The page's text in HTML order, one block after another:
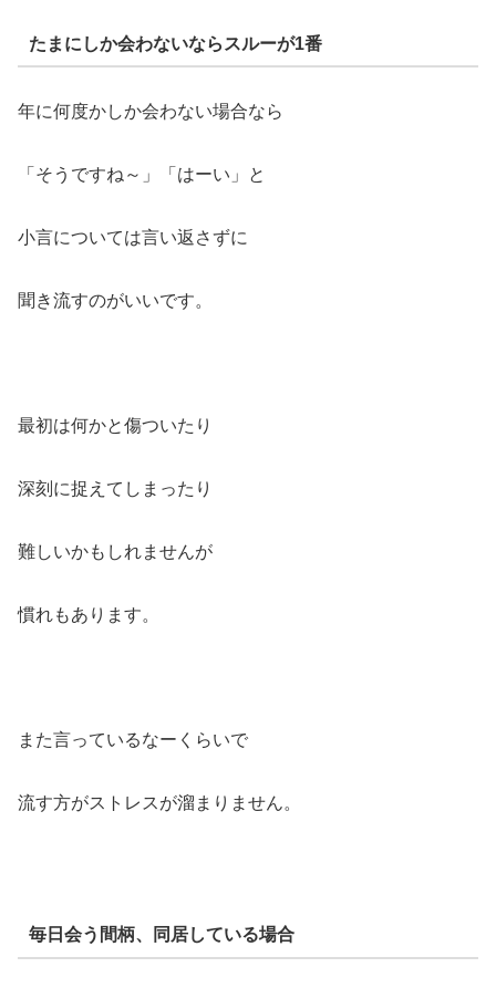
たまにしか会わないならスルーが1番
年に何度かしか会わない場合なら
「そうですね～」「はーい」と
小言については言い返さずに
聞き流すのがいいです。
最初は何かと傷ついたり
深刻に捉えてしまったり
難しいかもしれませんが
慣れもあります。
また言っているなーくらいで
流す方がストレスが溜まりません。
毎日会う間柄、同居している場合